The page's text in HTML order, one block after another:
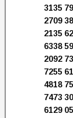
3135
2709
2135
6338
2092
7255
4818
7473
6129